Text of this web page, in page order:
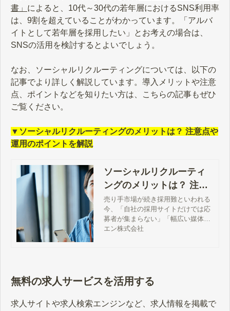
書」 によると、10代～30代の若年層におけるSNS利用率
は、9割を超えていることがわかっています。「アルバ
イトとして若年層を採用したい」とお考えの場合は、
SNSの活用を検討するとよいでしょう。
なお、ソーシャルリクルーティングについては、以下の
記事でより詳しく解説しています。導入メリットや注意
点、ポイントなどを知りたい方は、こちらの記事もぜひ
ご覧ください。
▼ソーシャルリクルーティングのメリットは？ 注意点や
運用のポイントを解説
ソーシャルリクルーティ
ングのメリットは？ 注意
点や運用のポイントを解
説
売り手市場が続き採用難といわれる
今、「自社の採用サイトだけでは応
募者が集まらない」「幅広い媒体で
求人広告を出したいけれど、採用コ
の採用手法の一つに、“ソーシャルリ
クルーティング”があります。この記
グの概要をはじめ、活用のメリット
エン株式会社
無料の求人サービスを活用する
求人サイトや求人検索エンジンなど、求人情報を掲載で